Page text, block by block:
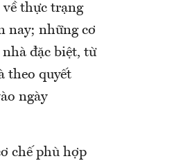
về thực trạng
nay; những cơ
đặc biệt, từ
theo quyết
ngày
chế phù hợp